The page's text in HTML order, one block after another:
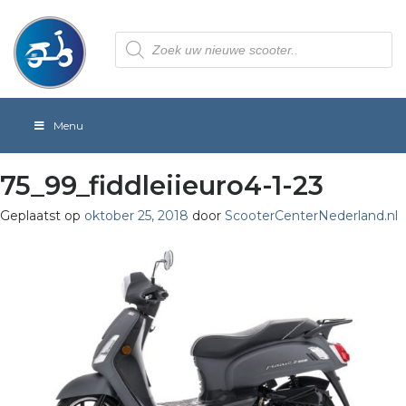
Producten
zoeken
Menu
75_99_fiddleiieuro4-1-23
Geplaatst op oktober 25, 2018 door ScooterCenterNederland.nl